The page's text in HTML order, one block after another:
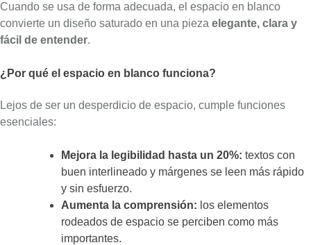
Cuando se usa de forma adecuada, el espacio en blanco
convierte un diseño saturado en una pieza elegante, clara y
fácil de entender.
¿Por qué el espacio en blanco funciona?
Lejos de ser un desperdicio de espacio, cumple funciones
esenciales:
Mejora la legibilidad hasta un 20%: textos con
buen interlineado y márgenes se leen más rápido
y sin esfuerzo.
Aumenta la comprensión: los elementos
rodeados de espacio se perciben como más
importantes.